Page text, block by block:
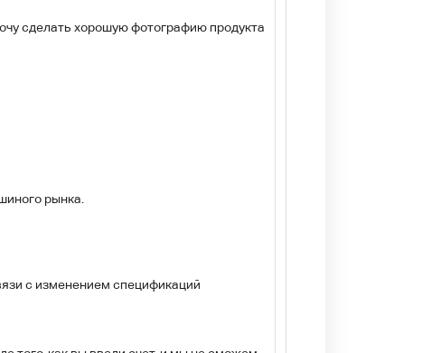
сделать хорошую фотографию продукта
рынка.
с изменением спецификаций